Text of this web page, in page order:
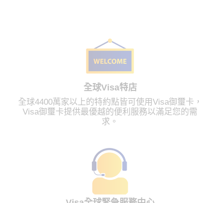
全球Visa特店
全球4400萬家以上的特約點皆可使用Visa御璽卡，
Visa御璽卡提供最優越的便利服務以滿足您的需
求。